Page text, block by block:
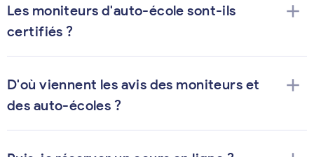
Les moniteurs d'auto-école sont-ils
certifiés ?
add
D'où viennent les avis des moniteurs et
des auto-écoles ?
add